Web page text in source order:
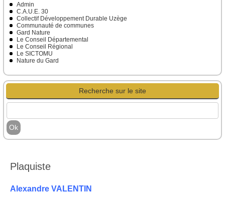
Admin
C.A.U.E. 30
Collectif Développement Durable Uzège
Communauté de communes
Gard Nature
Le Conseil Départemental
Le Conseil Régional
Le SICTOMU
Nature du Gard
Recherche sur le site
Plaquiste
Alexandre VALENTIN